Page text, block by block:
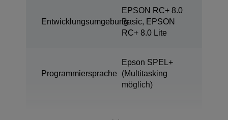
Entwicklungsumgebung
EPSON RC+ 8.0
Basic, EPSON
RC+ 8.0 Lite
Programmiersprache
Epson SPEL+
(Multitasking
möglich)